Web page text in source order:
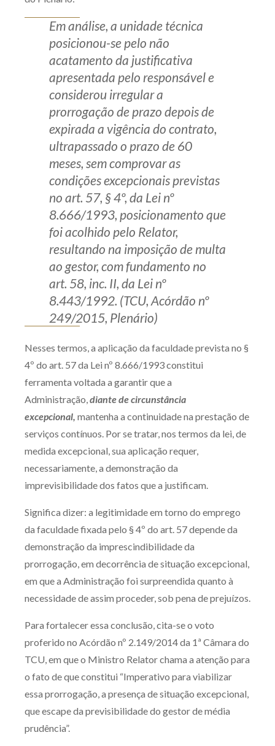
Em análise, a unidade técnica
posicionou-se pelo não
acatamento da justificativa
apresentada pelo responsável e
considerou irregular a
prorrogação de prazo depois de
expirada a vigência do contrato,
ultrapassado o prazo de 60
meses, sem comprovar as
condições excepcionais previstas
no art. 57, § 4º, da Lei nº
8.666/1993, posicionamento que
foi acolhido pelo Relator,
resultando na imposição de multa
ao gestor, com fundamento no
art. 58, inc. II, da Lei nº
8.443/1992. (TCU, Acórdão nº
249/2015, Plenário)
Nesses termos, a aplicação da faculdade prevista no §
4º do art. 57 da Lei nº 8.666/1993 constitui
ferramenta voltada a garantir que a
Administração,diante de circunstância
excepcional, mantenha a continuidade na prestação de
serviços contínuos. Por se tratar, nos termos da lei, de
medida excepcional, sua aplicação requer,
necessariamente, a demonstração da
imprevisibilidade dos fatos que a justificam.
Significa dizer: a legitimidade em torno do emprego
da faculdade fixada pelo § 4º do art. 57 depende da
demonstração da imprescindibilidade da
prorrogação, em decorrência de situação excepcional,
em que a Administração foi surpreendida quanto à
necessidade de assim proceder, sob pena de prejuízos.
Para fortalecer essa conclusão, cita-se o voto
proferido no Acórdão nº 2.149/2014 da 1ª Câmara do
TCU, em que o Ministro Relator chama a atenção para
o fato de que constitui “Imperativo para viabilizar
essa prorrogação, a presença de situação excepcional,
que escape da previsibilidade do gestor de média
prudência”.